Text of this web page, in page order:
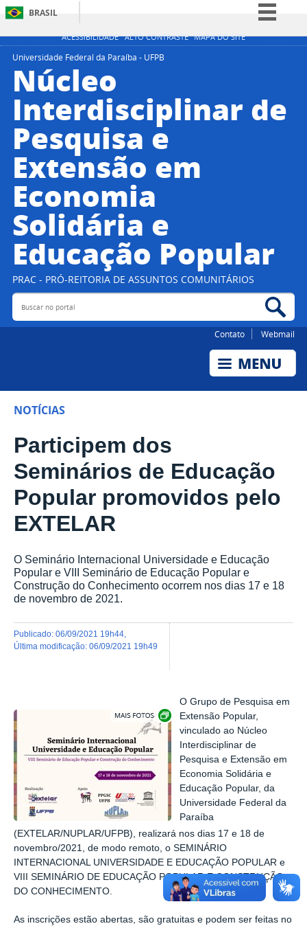
ACESSIBILIDADE ALTO CONTRASTE MAPA DO SITE
BRASIL
Simplifique!
Acesso à informação
Legislação
Universidade Federal da Paraíba - UFPB
Núcleo
Interdisciplinar de
Pesquisa e
Extensão em
Economia
Solidária e
Educação Popular
PRAC - PRÓ-REITORIA DE ASSUNTOS COMUNITÁRIOS
Buscar no portal
Contato Webmail
NOTÍCIAS
Participem dos
Seminários de Educação
Popular promovidos pelo
EXTELAR
O Seminário Internacional Universidade e Educação
Popular e VIII Seminário de Educação Popular e
Construção do Conhecimento ocorrem nos dias 17 e 18
de novembro de 2021.
publicado: 06/09/2021 19h44
última modificação: 06/09/2021 19h49
Exibir carrossel de imagens
O Grupo de Pesquisa em
Extensão Popular,
vinculado ao Núcleo
Interdisciplinar de
Pesquisa e Extensão em
Economia Solidária e
Educação Popular, da
Universidade Federal da
Paraíba
(EXTELAR/NUPLAR/UFPB), realizará nos dias 17 e 18 de
novembro/2021, de modo remoto, o SEMINÁRIO
INTERNACIONAL UNIVERSIDADE E EDUCAÇÃO POPULAR e
VIII SEMINÁRIO DE EDUCAÇÃO POPULAR E CONSTRUÇÃO
DO CONHECIMENTO.
As inscrições estão abertas, são gratuitas e podem ser feitas no